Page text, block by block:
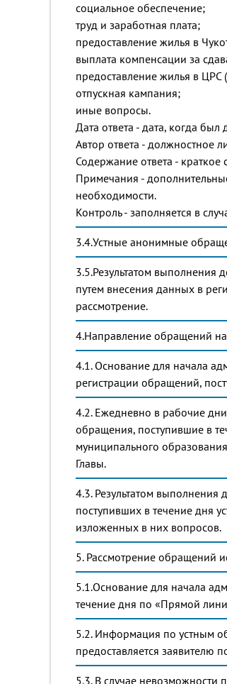
социальное обеспечение;
труд и заработная плата;
предоставление жилья в
выплата компенсации за
предоставление жилья в
отпускная кампания;
иные вопросы.
Дата ответа - дата, когда был
Автор ответа - должностное
Содержание ответа - краткое
Примечания -
необходимости.
Контроль - заполняется в
3.4.Устные анонимные
3.5.Результатом выполнения
путем внесения данных в
рассмотрение.
4.Направление обращений
4.1. Основание для начала
регистрации обращений,
4.2. Ежедневно в рабочие
обращения, поступившие в
муниципального
Главы.
4.3. Результатом
поступивших в течение дня
изложенных в них вопросов.
5. Рассмотрение обращений
5.1.Основание для начала
течение дня по «Прямой
5.2. Информация по устным
предоставляется заявителю
5.3. В случае невозможности